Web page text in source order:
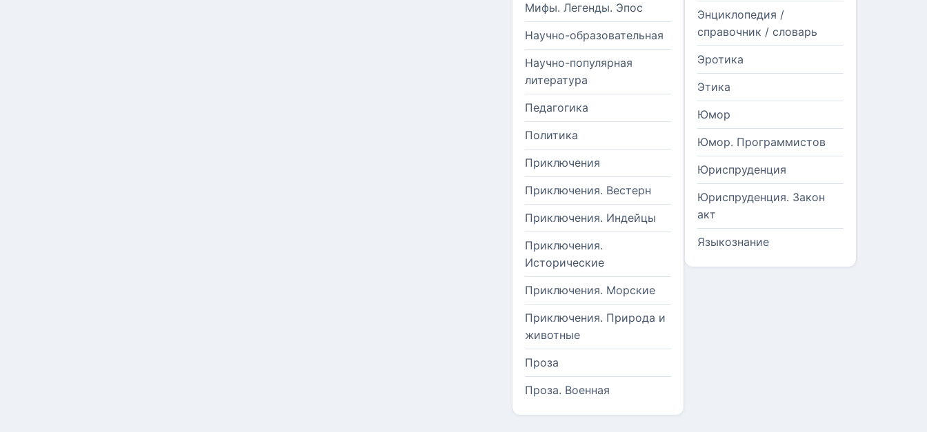
Мифы. Легенды. Эпос
Научно-образовательная
Научно-популярная
литература
Педагогика
Политика
Приключения
Приключения. Вестерн
Приключения. Индейцы
Приключения.
Исторические
Приключения. Морские
Приключения. Природа и
животные
Проза
Проза. Военная
Энциклопедия /
справочник / словарь
Эротика
Этика
Юмор
Юмор. Программистов
Юриспруденция
Юриспруденция. Закон
акт
Языкознание